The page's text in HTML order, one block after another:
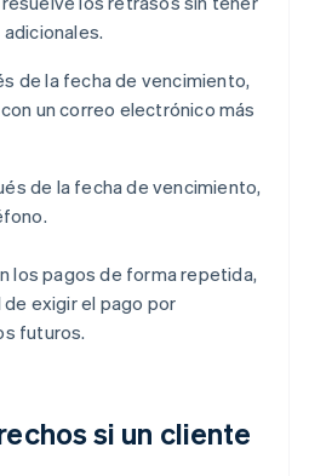
de la fecha de vencimiento,
un correo electrónico más
de la fecha de vencimiento,
los pagos de forma repetida,
exigir el pago por
futuros.
si un cliente